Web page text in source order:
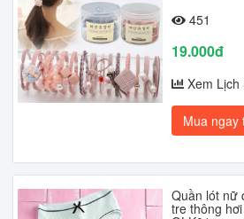
451
19.000đ
Xem Lịch
Mua ngay
Quần lót nữ
tre thông